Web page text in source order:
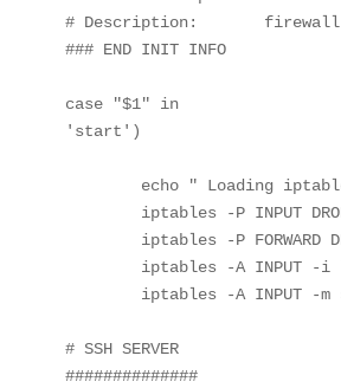
# Description:       firewall
### END INIT INFO
case "$1" in
'start')
# SSH SERVER
##############